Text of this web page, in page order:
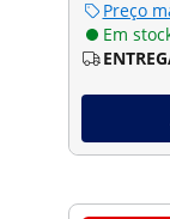
Preço
Em